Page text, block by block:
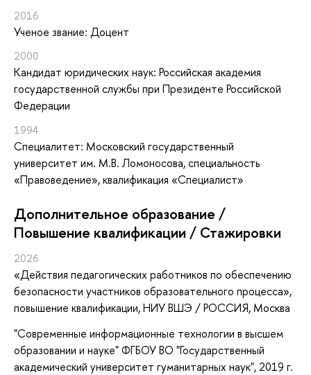
2016
Ученое звание: Доцент
2000
Кандидат юридических наук: Российская академия
государственной службы при Президенте Российской
Федерации
1994
Специалитет: Московский государственный
университет им. М.В. Ломоносова, специальность
«Правоведение», квалификация «Специалист»
Дополнительное образование /
Повышение квалификации / Стажировки
2026
«Действия педагогических работников по обеспечению
безопасности участников образовательного процесса»,
повышение квалификации, НИУ ВШЭ / РОССИЯ, Москва
"Современные информационные технологии в высшем
образовании и науке" ФГБОУ ВО "Государственный
академический университет гуманитарных наук", 2019 г.